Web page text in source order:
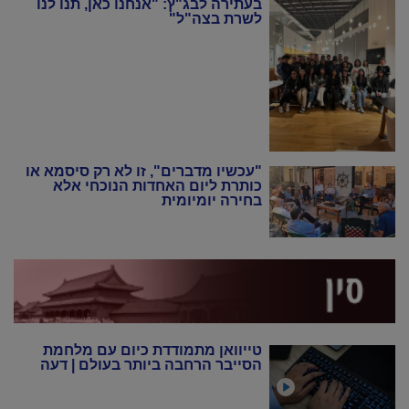
בעתירה לבג"ץ: "אנחנו כאן, תנו לנו
לשרת בצה"ל"
"עכשיו מדברים", זו לא רק סיסמא או
כותרת ליום האחדות הנוכחי אלא
בחירה יומיומית
טייוואן מתמודדת כיום עם מלחמת
הסייבר הרחבה ביותר בעולם | דעה